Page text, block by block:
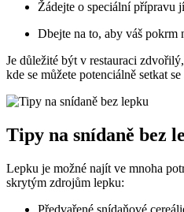
Žádejte o speciální přípravu
Dbejte na to, aby váš pokrm
Je důležité být v restauraci
kde se můžete potenciálně setkat
Tipy na snídaně bez
Lepku je možné najít ve mnoha
skrytým zdrojům lepku:
Předvařené snídaňové